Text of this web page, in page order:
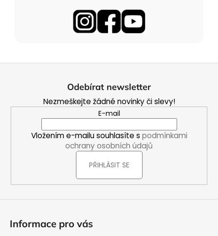
Odebírat newsletter
Nezmeškejte žádné novinky či slevy!
E-mail
Vložením e-mailu souhlasíte s podmínkami
ochrany osobních údajů
PŘIHLÁSIT SE
Informace pro vás